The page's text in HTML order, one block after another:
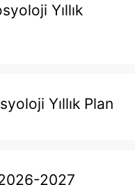
Yıllık
Yıllık Plan
2027